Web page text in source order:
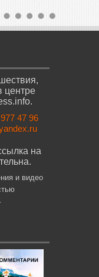
центре
47 96
на
и видео